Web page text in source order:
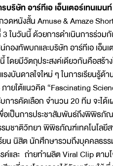
ท อาร์ทีเอ เอ็นเตอร์เทนเมน
หนังสั้น Amuse & Amaze
3 ในวันนี้ ด้วยการดำเนินการร่ว
ทัพบกและบริษัท อาร์ทีเอ เอ็นเ
ยมีวัตถุประสงค์เดียวกันคือสร้าง
งบันดาลใจใหม่ ๆ ในการเรียนรู้ด้
ายใต้แนวคิด “Fascinating
ารคัดเลือก จำนวน 20 ทีม จะได้
เป็นการประชาสัมพันธ์ถึงพิพิธภั
าติวิทยา พิพิธภัณฑ์เทคโนโลยีส
น นิสิต นักศึกษารวมถึงบุคคลธรร
ค์และ ถ่ายทำผลิต Viral Clip ตา